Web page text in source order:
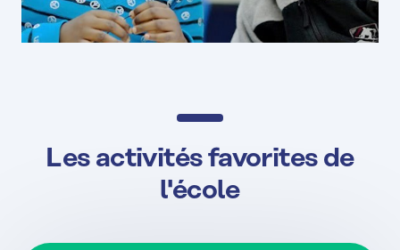
Les activités favorites de
l'école